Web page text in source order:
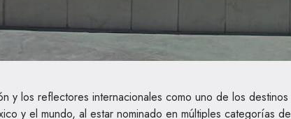
y los reflectores internacionales como uno de los destinos
y el mundo, al estar nominado en múltiples categorías de